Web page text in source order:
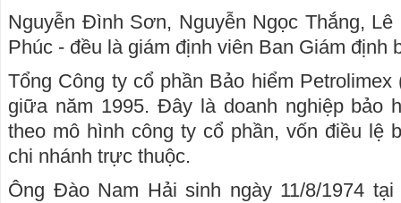
Nguyễn Đình Sơn, Nguyễn Ngọc Thắng,
Phúc - đều là giám định viên Ban Giám
Tổng Công ty cổ phần Bảo hiểm
giữa năm 1995. Đây là doanh nghiệp bảo
theo mô hình công ty cổ phần, vốn điều lệ
chi nhánh trực thuộc.
Ông Đào Nam Hải sinh ngày 11/8/1974